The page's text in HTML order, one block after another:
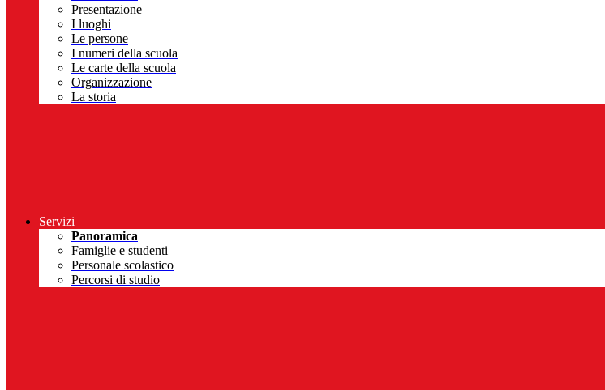
Presentazione
I luoghi
Le persone
I numeri della scuola
Le carte della scuola
Organizzazione
La storia
Servizi
Panoramica
Famiglie e studenti
Personale scolastico
Percorsi di studio